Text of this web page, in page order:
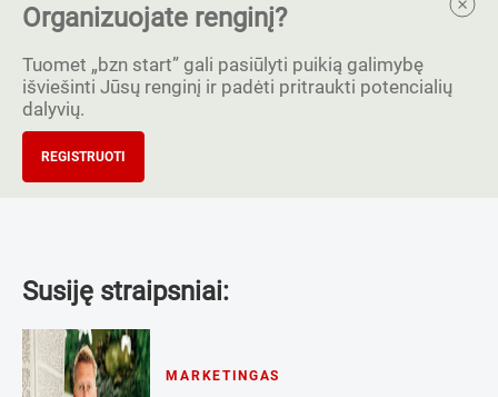
Organizuojate renginį?
Tuomet „bzn start” gali pasiūlyti puikią galimybę
išviešinti Jūsų renginį ir padėti pritraukti potencialių
dalyvių.
REGISTRUOTI
Susiję straipsniai:
MARKETINGAS